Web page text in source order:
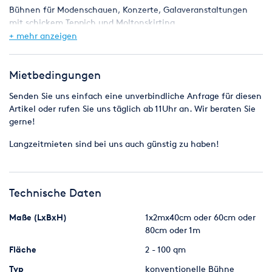
Bühnen für Modenschauen, Konzerte, Galaveranstaltungen
mit schickem Teppich und Moltonskirting.
ist möglich mit unseren Kooperationspartnern; dann kämen 2
Lieferwagen oder mehr.
Höhe: 20cm, 40cm, 60cm oder höher auf Wunsch.
Wir haben moderne Nivtec-Podeste, die relativ schnell auf-
und abgebaut werden können. Da die Federn der Podeste
leicht beschädigt werden können, bevorzugen wir einen
Bühnenteppich: Für schicke Veranstaltungen verlegen wir auf
der Bühnen auch einen Bühnenteppich. Die Farbe können Sie
wird.
Vorhang unten: Damit man nicht unter die Bühne blicken
kann, können wir außern herum einen Moltonstoff anbringen
+ mehr anzeigen
Mietbedingungen
Senden Sie uns einfach eine unverbindliche Anfrage für diesen
Artikel oder rufen Sie uns täglich ab 11Uhr an. Wir beraten Sie
gerne!
Langzeitmieten sind bei uns auch günstig zu haben!
Technische Daten
Maße (LxBxH)
1x2mx40cm oder 60cm oder
80cm oder 1m
Fläche
2 - 100 qm
Typ
konventionelle Bühne